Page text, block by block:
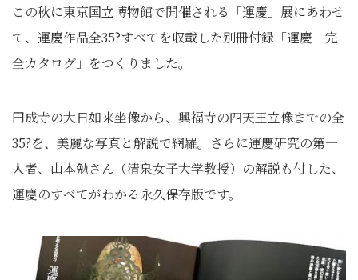
この秋に東京国立博物館で開催される「運慶」展にあわせ
て、 運慶作品全35?すべてを収載した別冊付録「運慶 完
全カタログ」をつくりました。
円成寺の大日如来坐像から、興福寺の四天王立像までの全
35?を、美麗な写真と解説で網羅。さらに運慶研究の第一
人者、 山本勉さん（清泉女子大学教授）の解説も付した、
運慶のすべてがわかる永久保存版です。